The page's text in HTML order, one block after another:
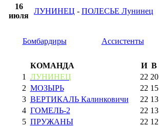
16
июля
ЛУНИНЕЦ - ПОЛЕСЬЕ Лунинец
Бомбардиры Ассистенты
КОМАНДА И В
1
ЛУНИНЕЦ 22 20
2 МОЗЫРЬ 22 15
3 ВЕРТИКАЛЬ Калинковичи 22 13
4 ГОМЕЛЬ-2 22 13
5 ПРУЖАНЫ 22 12